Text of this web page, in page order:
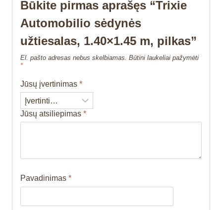
Būkite pirmas aprašęs “Trixie
Automobilio sėdynės
užtiesalas, 1.40×1.45 m, pilkas”
El. pašto adresas nebus skelbiamas. Būtini laukeliai pažymėti
*
Jūsų įvertinimas *
Jūsų atsiliepimas *
Pavadinimas *